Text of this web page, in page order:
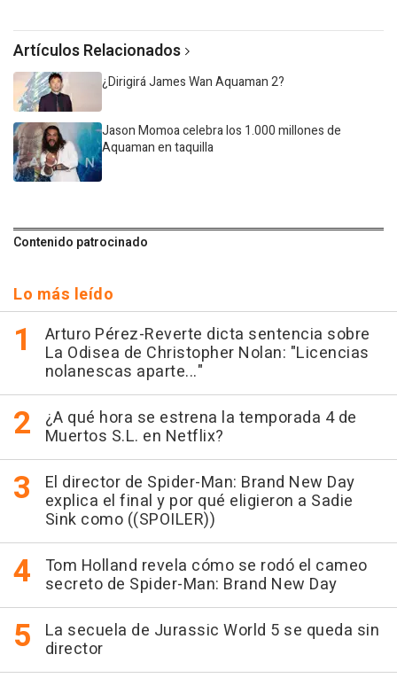
Artículos Relacionados
¿Dirigirá James Wan Aquaman 2?
Jason Momoa celebra los 1.000 millones de
Aquaman en taquilla
Contenido patrocinado
Lo más leído
Arturo Pérez-Reverte dicta sentencia sobre
La Odisea de Christopher Nolan: "Licencias
nolanescas aparte..."
¿A qué hora se estrena la temporada 4 de
Muertos S.L. en Netflix?
El director de Spider-Man: Brand New Day
explica el final y por qué eligieron a Sadie
Sink como ((SPOILER))
Tom Holland revela cómo se rodó el cameo
secreto de Spider-Man: Brand New Day
La secuela de Jurassic World 5 se queda sin
director